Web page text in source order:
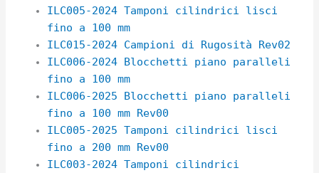
ILC005-2024 Tamponi cilindrici lisci
fino a 100 mm
ILC015-2024 Campioni di Rugosità Rev02
ILC006-2024 Blocchetti piano paralleli
fino a 100 mm
ILC006-2025 Blocchetti piano paralleli
fino a 100 mm Rev00
ILC005-2025 Tamponi cilindrici lisci
fino a 200 mm Rev00
ILC003-2024 Tamponi cilindrici